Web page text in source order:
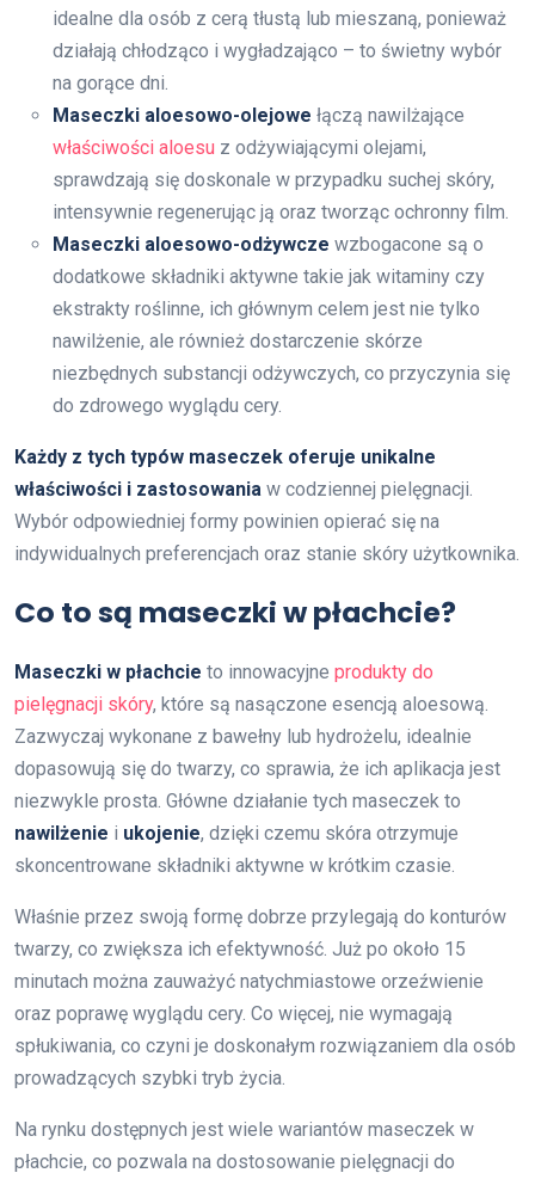
idealne dla osób z cerą tłustą lub mieszaną, ponieważ
działają chłodząco i wygładzająco – to świetny wybór
na gorące dni.
Maseczki aloesowo-olejowe łączą nawilżające
właściwości aloesu z odżywiającymi olejami,
sprawdzają się doskonale w przypadku suchej skóry,
intensywnie regenerując ją oraz tworząc ochronny film.
Maseczki aloesowo-odżywcze wzbogacone są o
dodatkowe składniki aktywne takie jak witaminy czy
ekstrakty roślinne, ich głównym celem jest nie tylko
nawilżenie, ale również dostarczenie skórze
niezbędnych substancji odżywczych, co przyczynia się
do zdrowego wyglądu cery.
Każdy z tych typów maseczek oferuje unikalne
właściwości i zastosowania w codziennej pielęgnacji.
Wybór odpowiedniej formy powinien opierać się na
indywidualnych preferencjach oraz stanie skóry użytkownika.
Co to są maseczki w płachcie?
Maseczki w płachcie to innowacyjne produkty do
pielęgnacji skóry, które są nasączone esencją aloesową.
Zazwyczaj wykonane z bawełny lub hydrożelu, idealnie
dopasowują się do twarzy, co sprawia, że ich aplikacja jest
niezwykle prosta. Główne działanie tych maseczek to
nawilżenie i ukojenie, dzięki czemu skóra otrzymuje
skoncentrowane składniki aktywne w krótkim czasie.
Właśnie przez swoją formę dobrze przylegają do konturów
twarzy, co zwiększa ich efektywność. Już po około 15
minutach można zauważyć natychmiastowe orzeźwienie
oraz poprawę wyglądu cery. Co więcej, nie wymagają
spłukiwania, co czyni je doskonałym rozwiązaniem dla osób
prowadzących szybki tryb życia.
Na rynku dostępnych jest wiele wariantów maseczek w
płachcie, co pozwala na dostosowanie pielęgnacji do